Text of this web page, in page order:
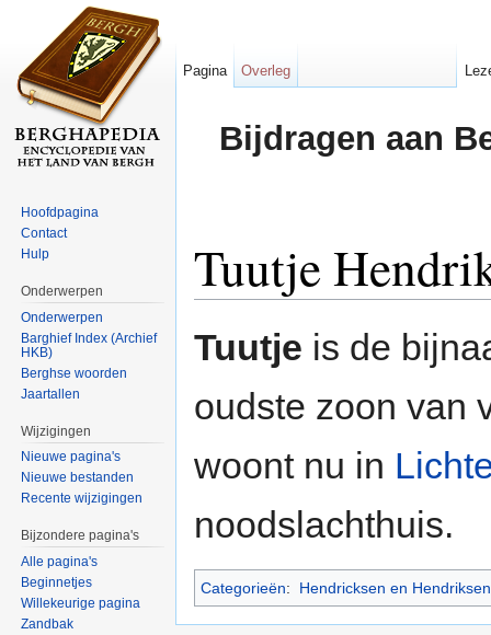
Bijdragen aan
Tuutje
Tuutje is de
oudste zoon van
woont nu in
noodslachthuis.
Categorieën: Hendricksen en Hendriksen
Pagina Overleg
Hoofdpagina
Contact
Hulp
Onderwerpen
Onderwerpen
Barghief Index (Archief
HKB)
Berghse woorden
Jaartallen
Wijzigingen
Nieuwe pagina's
Nieuwe bestanden
Recente wijzigingen
Bijzondere pagina's
Alle pagina's
Beginnetjes
Willekeurige pagina
Zandbak